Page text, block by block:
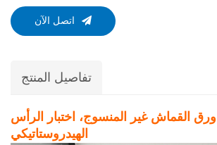
اتصل الآن
تفاصيل المنتج
القماش غير المنسوج، اختبار الرأس
الهيدروستاتيكي